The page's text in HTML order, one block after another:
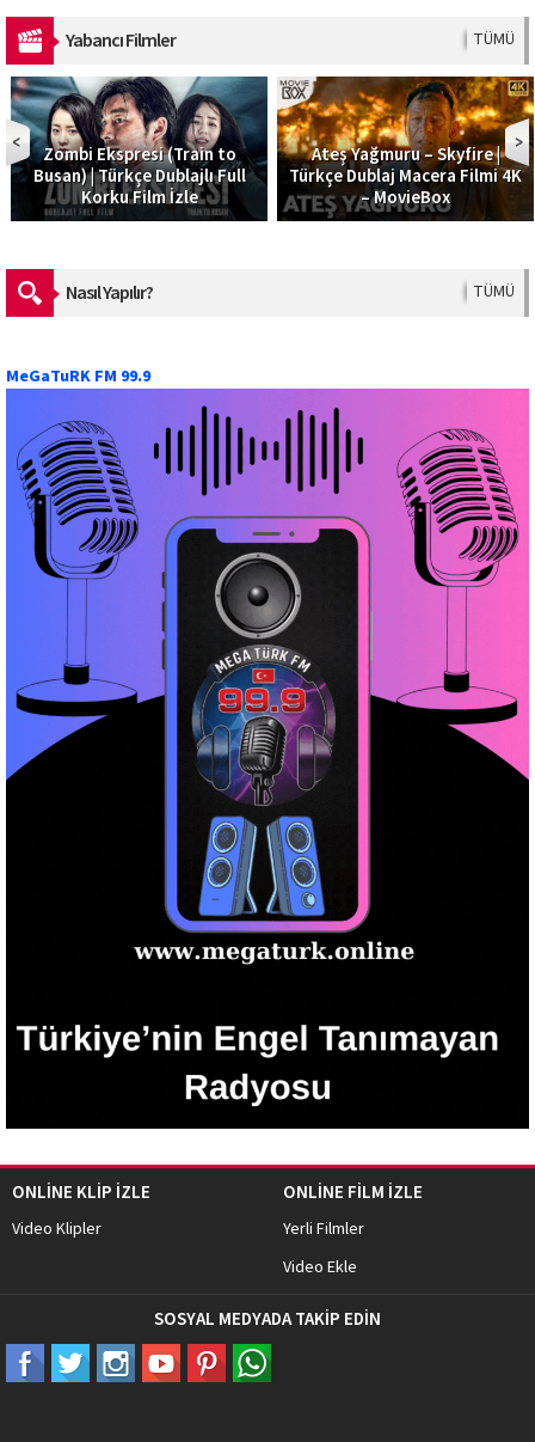
Yabancı Filmler TÜMÜ
Zombi Ekspresi (Train to
Busan) | Türkçe Dublajlı Full
Korku Film İzle
Ateş Yağmuru – Skyfire |
Türkçe Dublaj Macera Filmi 4K
– MovieBox
Nasıl Yapılır? TÜMÜ
MeGaTuRK FM 99.9
ONLİNE KLİP İZLE
Video Klipler
ONLİNE FİLM İZLE
Yerli Filmler
Video Ekle
SOSYAL MEDYADA TAKİP EDİN